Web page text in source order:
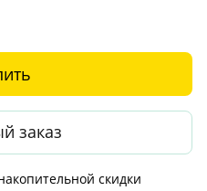
заказ
скидки